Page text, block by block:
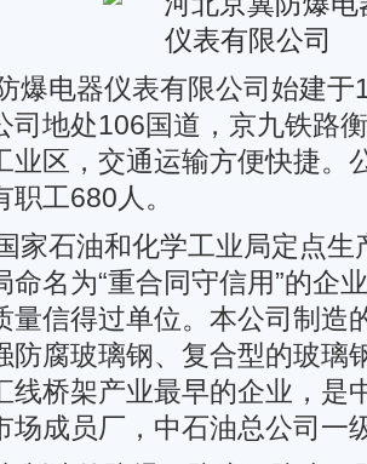
爆电器仪表有限公司始建
司地处106国道，京九铁路
业区，交通运输方便快捷。
工680人。
家石油和化学工业局定点生
命名为“重合同守信用”的企
量信得过单位。本公司制造
防腐玻璃钢、复合型的玻璃
线桥架产业最早的企业，是
场成员厂，中石油总公司一